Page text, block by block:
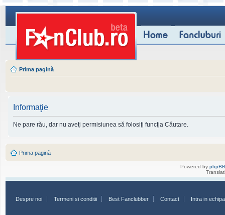
Prima pagină
Informaţie
Ne pare rău, dar nu aveţi permisiunea să folosiţi funcţia Căutare.
Prima pagină
Powered by phpBB
Despre noi Termeni si conditii Best Fanclubber Contact Intra in